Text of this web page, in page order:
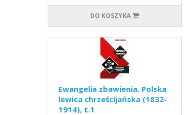
DO KOSZYKA
Ewangelia zbawienia. Polska
lewica chrześcijańska (1832-
1914), t.1